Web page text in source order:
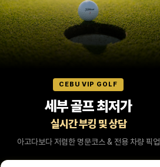
CEBU VIP GOLF
세부 골프 최저가
실시간 부킹 및 상담
아고다보다 저렴한 명문코스 & 전용 차량 픽업